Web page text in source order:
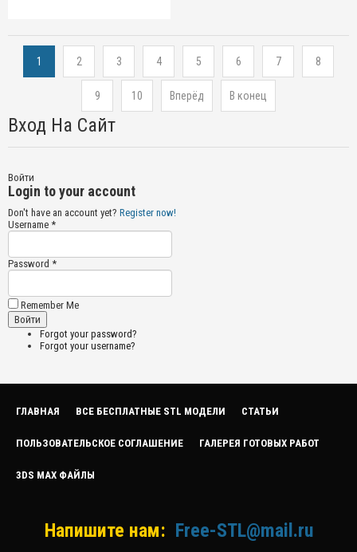
1 2 3 4 5 6 7 8
9 10 Вперёд В конец
Вход На Сайт
Войти
Login to your account
Don't have an account yet? Register now!
Username *
Password *
Remember Me
Forgot your password?
Forgot your username?
ГЛАВНАЯ ВСЕ БЕСПЛАТНЫЕ STL МОДЕЛИ СТАТЬИ
ПОЛЬЗОВАТЕЛЬСКОЕ СОГЛАШЕНИЕ ГАЛЕРЕЯ ГОТОВЫХ РАБОТ
3DS MAX ФАЙЛЫ
Напишите нам: Free-STL@mail.ru